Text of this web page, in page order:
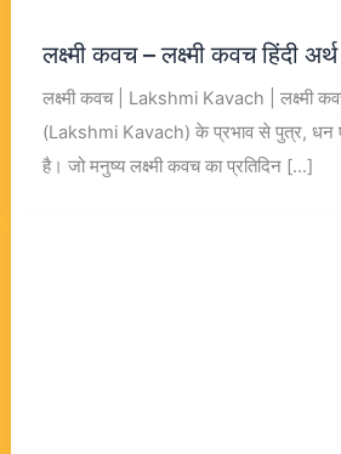
लक्ष्मी कवच – लक्ष्मी कवच हिंदी
लक्ष्मी कवच | Lakshmi Kavach | लक्ष्मी
(Lakshmi Kavach) के प्रभाव से पुत्र, धन एवं
है। जो मनुष्य लक्ष्मी कवच का प्रतिदिन […]